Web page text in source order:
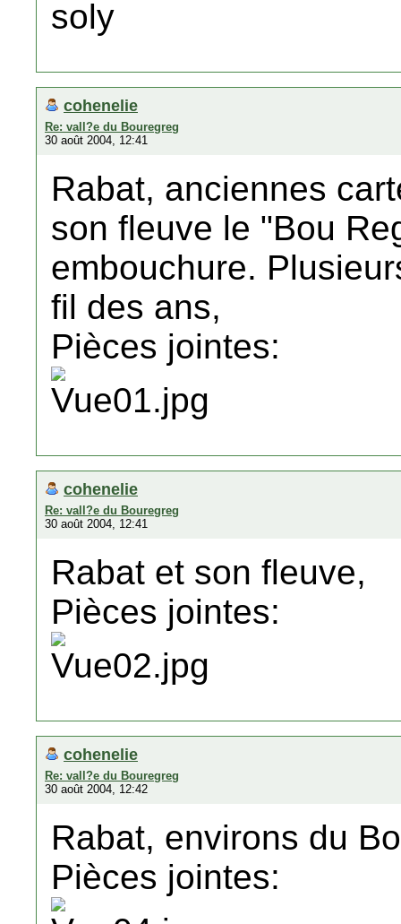
soly
cohenelie
Re: vall?e du Bouregreg
30 août 2004, 12:41
Rabat, anciennes
son fleuve le "Bou
embouchure.
fil des ans,
Pièces jointes:
cohenelie
Re: vall?e du Bouregreg
30 août 2004, 12:41
Rabat et son fleuve,
Pièces jointes:
cohenelie
Re: vall?e du Bouregreg
30 août 2004, 12:42
Rabat, environs du
Pièces jointes: